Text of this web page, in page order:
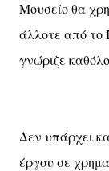
Μουσείο θα
άλλοτε από το
γνώριζε
Δεν υπάρχει
έργου σε